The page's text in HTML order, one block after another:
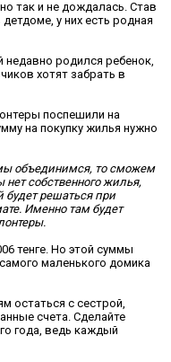
так и не дождалась. Став
у них есть родная
родился ребенок,
хотят забрать в
поспешили на
на покупку жилья нужно
объединимся, то сможем
собственного жилья,
будет решаться при
Именно там будет
тенге. Но этой суммы
маленького домика
остаться с сестрой,
счета. Сделайте
года, ведь каждый